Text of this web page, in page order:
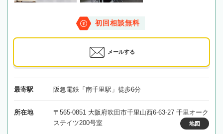
初回相談無料
メールする
最寄駅 阪急電鉄「南千里駅」徒歩6分
所在地
〒565-0851 大阪府吹田市千里山西6-63-27 千里オーク
ステイツ200号室
地図